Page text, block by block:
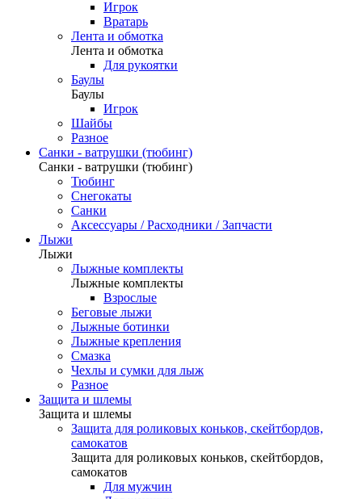
Игрок
Вратарь
Лента и обмотка
Лента и обмотка
Для рукоятки
Баулы
Баулы
Игрок
Шайбы
Разное
Санки - ватрушки (тюбинг)
Санки - ватрушки (тюбинг)
Тюбинг
Снегокаты
Санки
Аксессуары / Расходники / Запчасти
Лыжи
Лыжи
Лыжные комплекты
Лыжные комплекты
Взрослые
Беговые лыжи
Лыжные ботинки
Лыжные крепления
Смазка
Чехлы и сумки для лыж
Разное
Защита и шлемы
Защита и шлемы
Защита для роликовых коньков, скейтбордов,
самокатов
Защита для роликовых коньков, скейтбордов,
самокатов
Для мужчин